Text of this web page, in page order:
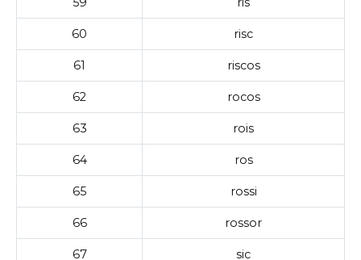
60 risc
61 riscos
62 rocos
63 rois
64 ros
65 rossi
66 rossor
67 sic